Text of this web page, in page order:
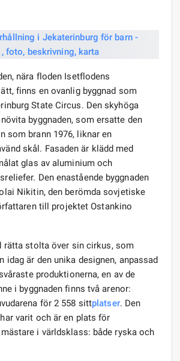
nära floden Isetflodens
finns en ovanlig byggnad som
State Circus. Den skyhöga
byggnaden, som ersatte den
som brann 1976, liknar en
skål. Fasaden är klädd med
glas av aluminium och
Den enastående byggnaden
Nikitin, den berömda sovjetiske
till projektet Ostankino
rätta stolta över sin cirkus, som
idag är den unika designen, anpassad
produktionerna, en av de
i byggnaden finns två arenor:
för 2 558 sittplatser. Den
varit och är en plats för
i världsklass: både ryska och